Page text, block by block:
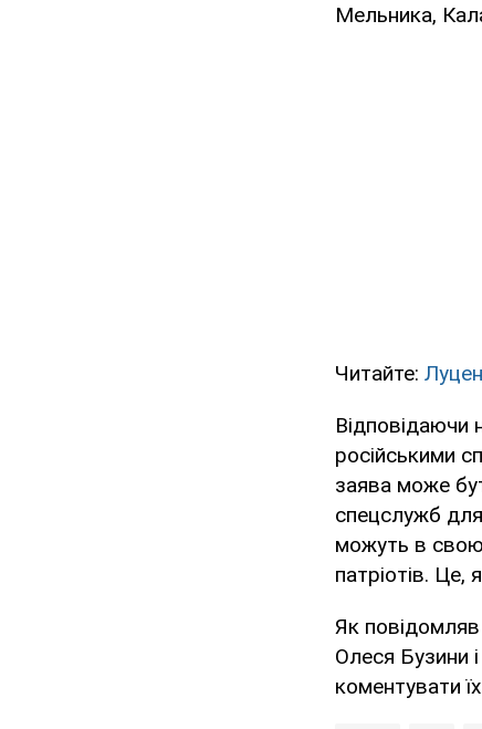
Мельника,
Читайте:
Відповідаючи
російськими
заява може
спецслужб для
можуть в свою
патріотів. Це,
Як
Олеся Бузини
коментувати